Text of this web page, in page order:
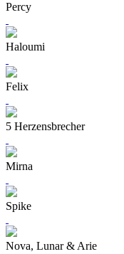
Percy
Haloumi
Felix
5 Herzensbrecher
Mirna
Spike
Nova, Lunar & Arie